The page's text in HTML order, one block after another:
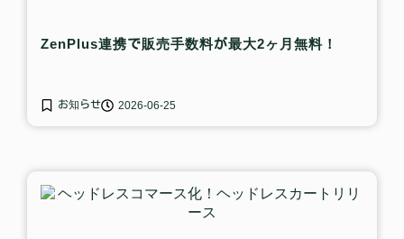
ZenPlus連携で販売手数料が最大2ヶ月無料！
お知らせ 2026-06-25